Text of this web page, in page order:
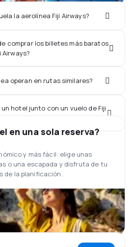
la aerolínea Fiji Airways?
comprar los billetes más baratos
Airways?
operan en rutas similares?
hotel junto con un vuelo de Fiji
en una sola reserva?
y más fácil: elige unas
o una escapada y disfruta de tu
de la planificación.